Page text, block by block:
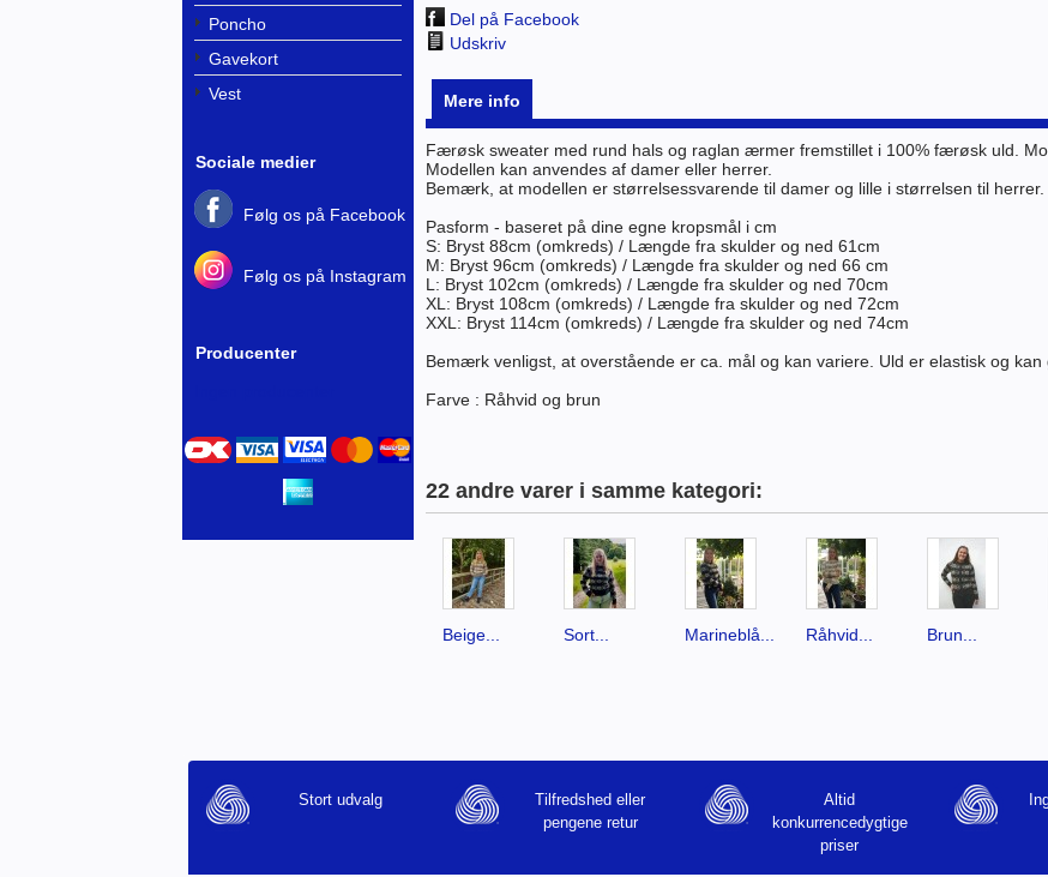
Poncho
Gavekort
Vest
Sociale medier
Følg os på Facebook
Følg os på Instagram
Producenter
Del på Facebook
Udskriv
Mere info
Færøsk sweater med rund hals og raglan ærmer fremstillet i 100% færøsk uld.
Modellen kan anvendes af damer eller herrer.
Bemærk, at modellen er størrelsessvarende til damer og lille i størrelsen til
Pasform - baseret på dine egne kropsmål i cm
S: Bryst 88cm (omkreds) / Længde fra skulder og ned 61cm
M: Bryst 96cm (omkreds) / Længde fra skulder og ned 66 cm
L: Bryst 102cm (omkreds) / Længde fra skulder og ned 70cm
XL: Bryst 108cm (omkreds) / Længde fra skulder og ned 72cm
XXL: Bryst 114cm (omkreds) / Længde fra skulder og ned 74cm
Bemærk venligst, at overstående er ca. mål og kan variere. Uld er elastisk og kan
Farve : Råhvid og brun
22 andre varer i samme kategori:
Beige... Sort... Marineblå... Råhvid... Brun...
Stort udvalg
Tilfredshed eller
pengene retur
Altid
konkurrencedygtige
priser